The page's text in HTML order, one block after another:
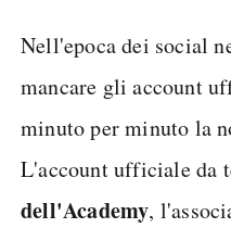
Nell'epoca dei social
mancare gli account
minuto per minuto la
L'account ufficiale da
dell'Academy,